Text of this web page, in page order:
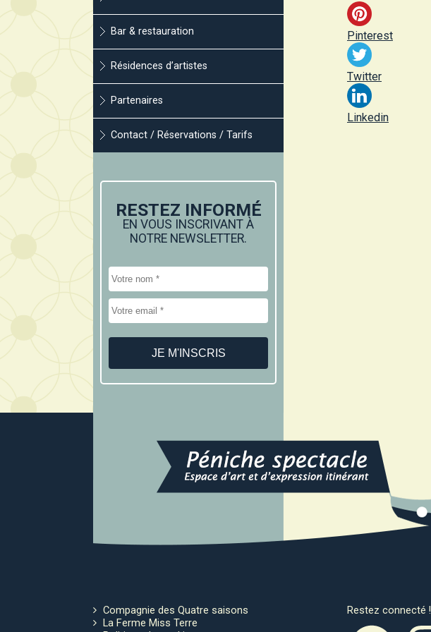
Bar & restauration
Résidences d’artistes
Partenaires
Contact / Réservations / Tarifs
RESTEZ INFORMÉ
EN VOUS INSCRIVANT À
NOTRE NEWSLETTER.
Pinterest
Twitter
Linkedin
Compagnie des Quatre saisons
La Ferme Miss Terre
Restez connecté !